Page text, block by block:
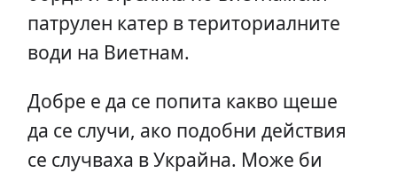
патрулен катер в териториалните
води на Виетнам.
Добре е да се попита какво щеше
да се случи, ако подобни действия
се случваха в Украйна. Може би